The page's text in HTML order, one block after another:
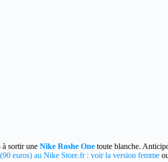
à sortir une Nike Roshe One toute blanche.
euros) au Nike Store.fr : voir la version femme